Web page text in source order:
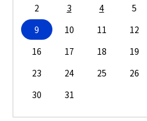
2
3 4 5
9
10 11 12
16
17 18 19
23
24 25 26
30
31